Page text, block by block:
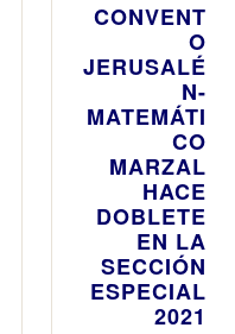
CONVENT
O
JERUSALÉ
N-
MATEMÁTI
CO
MARZAL
HACE
DOBLETE
EN LA
SECCIÓN
ESPECIAL
2021